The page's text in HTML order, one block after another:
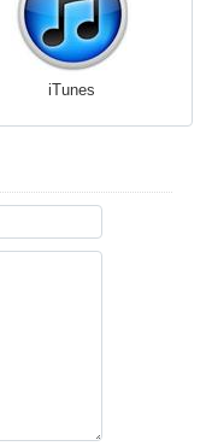
iTunes